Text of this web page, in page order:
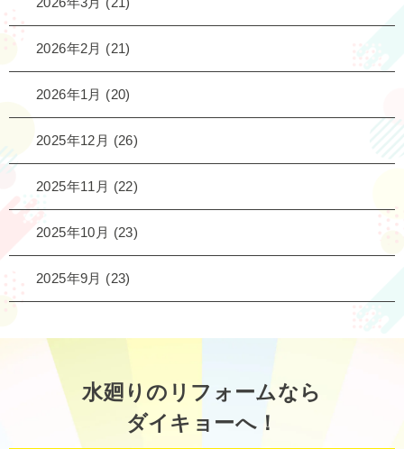
2026年2月 (21)
2026年1月 (20)
2025年12月 (26)
2025年11月 (22)
2025年10月 (23)
2025年9月 (23)
水廻りのリフォームなら
ダイキョーへ！